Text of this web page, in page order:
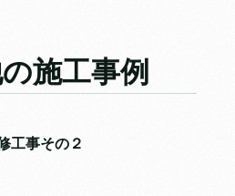
施工事例
工事その２